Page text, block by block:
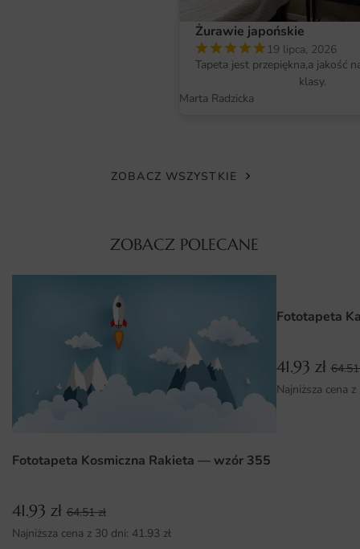
co oznacza, że fototapeta zachowa swoje piękno na długie
lata, nawet w intensywnie oświetlonych pomieszczeniach.
Wymiary na miarę i łatwy montaż
Nasza fototapeta Plakat Widok na Fale Oceanu dostępna
ścianę, czy mniejszego akcentu, mamy odpowiednie
instrukcji, każdy poradzi sobie z tym zadaniem, a efekt
Dlaczego warto wybrać tę fototapetę
Wprowadza do wnętrza spokój i harmonię.
Wysoka jakość druku zapewnia intensywność kolorów.
Różnorodność wymiarów umożliwia idealne dopasowanie
do każdego pomieszczenia.
Łatwy montaż sprawia, że każdy może samodzielnie
Żurawie japońskie
19 lipca, 2026
Tapeta jest przepiękna,a jakość
klasy.
Marta Radzicka
ZOBACZ WSZYSTKIE
ZOBACZ POLECANE
Fototapeta Kosmiczna Rakieta — wzór 355
41.93 zł 64.51zł
Najniższa cena z 30 dni: 41.93 zł
Fototapeta
41.93 zł
Najniższa cena